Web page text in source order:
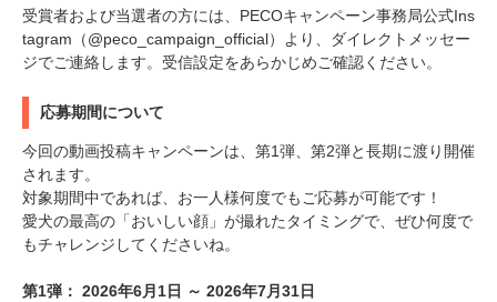
受賞者および当選者の方には、PECOキャンペーン事務局公式Ins
tagram（@peco_campaign_official）より、ダイレクトメッセー
ジでご連絡します。受信設定をあらかじめご確認ください。
応募期間について
今回の動画投稿キャンペーンは、第1弾、第2弾と長期に渡り開催
されます。
対象期間中であれば、お一人様何度でもご応募が可能です！
愛犬の最高の「おいしい顔」が撮れたタイミングで、ぜひ何度で
もチャレンジしてくださいね。
第1弾： 2026年6月1日 ～ 2026年7月31日